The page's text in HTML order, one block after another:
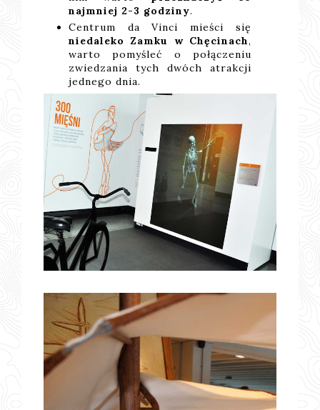
najmniej 2-3 godziny.
Centrum da Vinci mieści się
niedaleko Zamku w Chęcinach,
warto pomyśleć o połączeniu
zwiedzania tych dwóch atrakcji
jednego dnia.